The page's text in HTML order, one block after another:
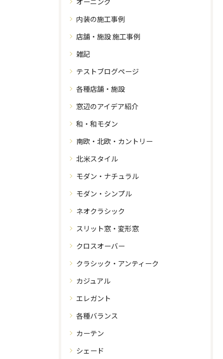
内装の施工事例
店舗・施設 施工事例
雑記
テストブログページ
各種店舗・施設
窓辺のアイデア紹介
和・和モダン
南欧・北欧・カントリー
北米スタイル
モダン・ナチュラル
モダン・シンプル
ネオクラシック
スリット窓・変形窓
クロスオーバー
クラシック・アンティーク
カジュアル
エレガント
各種バランス
カーテン
シェード